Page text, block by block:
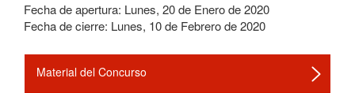
Fecha de apertura: Lunes, 20de Enerode2020
Fecha de cierre: Lunes, 10de Febrerode2020
Material del Concurso